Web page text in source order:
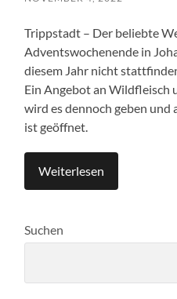
Trippstadt – Der beliebte
Adventswochenende in
diesem Jahr nicht
Ein Angebot an Wildfleisch
wird es dennoch geben und
ist geöffnet.
Weiterlesen
Suchen